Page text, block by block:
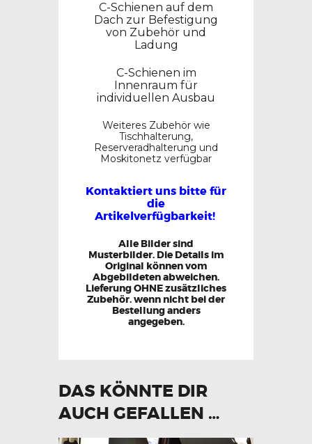
C-Schienen auf dem
Dach zur Befestigung
von Zubehör und
Ladung
C-Schienen im
Innenraum für
individuellen Ausbau
Weiteres Zubehör wie
Tischhalterung,
Reserveradhalterung und
Moskitonetz verfügbar
Kontaktiert uns bitte für
die
Artikelverfügbarkeit!
Alle Bilder sind
Musterbilder. Die Details im
Original können vom
Abgebildeten abweichen.
Lieferung OHNE zusätzliches
Zubehör. wenn nicht bei der
Bestellung anders
angegeben.
DAS KÖNNTE DIR
AUCH GEFALLEN …